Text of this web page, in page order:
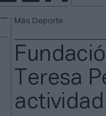
Más Deporte
Teresa